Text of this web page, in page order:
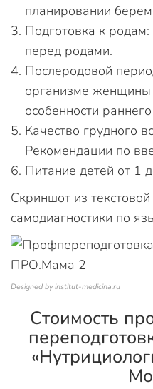
планировании
Подготовка к родам:
перед родами.
Послеродовой
организме женщины
особенности
Качество грудного
Рекомендации по
Питание детей от 1
Скриншот из
самодиагностики по
Designed by institut-medicina.ru
Стоимость